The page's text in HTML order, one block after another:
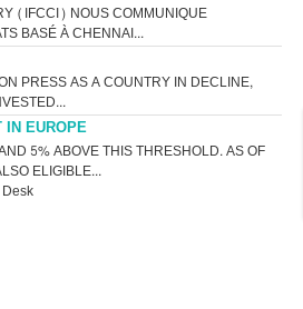
(IFCCI) NOUS COMMUNIQUE
BASÉ À CHENNAI...
PRESS AS A COUNTRY IN DECLINE,
IN EUROPE
5% ABOVE THIS THRESHOLD. AS OF
ELIGIBLE...